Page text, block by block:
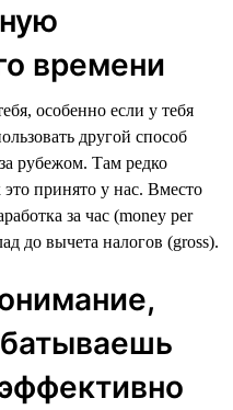
времени
особенно если у тебя
другой способ
рубежом. Там редко
это принято у нас. Вместо
за час (money per
до вычета налогов (gross).